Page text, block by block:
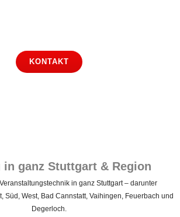
KONTAKT
in ganz Stuttgart & Region
in ganz Stuttgart – darunter
Süd, West, Bad Cannstatt, Vaihingen, Feuerbach und
Degerloch.